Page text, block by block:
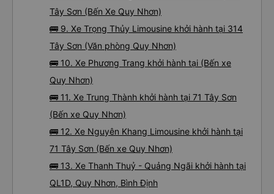
Tây Sơn (Bến Xe Quy Nhơn)
🚌 9. Xe Trọng Thủy Limousine khởi hành tại 314
Tây Sơn (Văn phòng Quy Nhơn)
🚌 10. Xe Phương Trang khởi hành tại (Bến xe
Quy Nhơn)
🚌 11. Xe Trung Thành khởi hành tại 71 Tây Sơn
(Bến xe Quy Nhơn)
🚌 12. Xe Nguyên Khang Limousine khởi hành tại
71 Tây Sơn (Bến xe Quy Nhơn)
🚌 13. Xe Thanh Thuỷ - Quảng Ngãi khởi hành tại
QL1D, Quy Nhơn, Bình Định